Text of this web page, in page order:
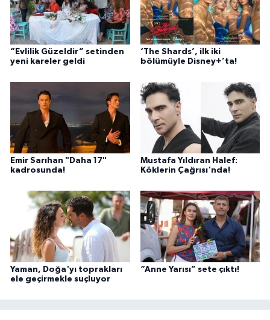
“Evlilik Güzeldir” setinden
yeni kareler geldi
‘The Shards’, ilk iki
bölümüyle Disney+’ta!
Emir Sarıhan "Daha 17"
kadrosunda!
Mustafa Yıldıran Halef:
Köklerin Çağrısı'nda!
Yaman, Doğa'yı toprakları
ele geçirmekle suçluyor
“Anne Yarısı” sete çıktı!